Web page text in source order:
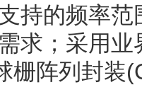
持的频率
求；采用
栅阵列封装